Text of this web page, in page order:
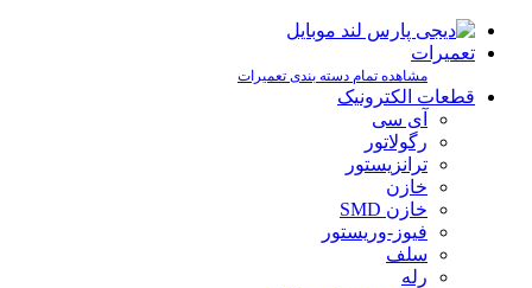
تعمیرات
مشاهده تمام دسته بندی تعمیرات
قطعات الکترونیک
آی سی
رگولاتور
ترانزیستور
خازن
خازن SMD
فیوز-وریستور
سلف
رله